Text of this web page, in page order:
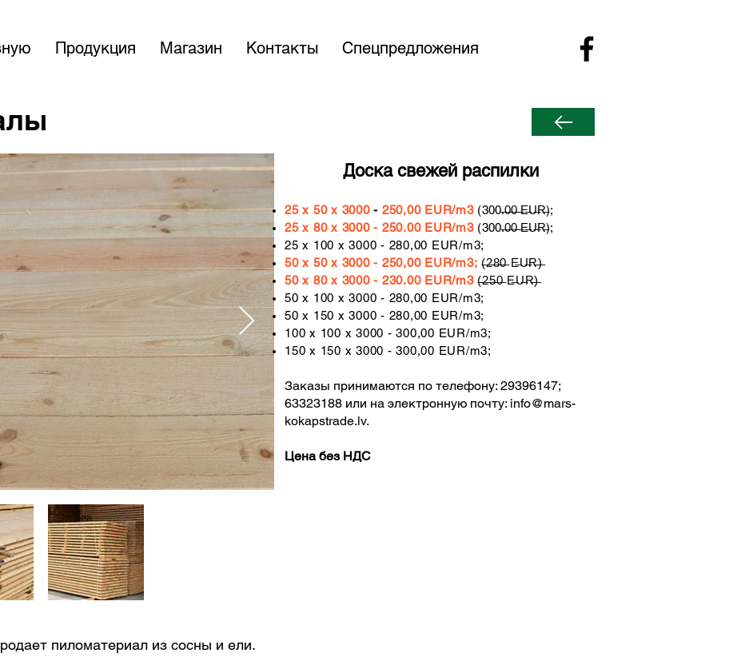
Продукция Магазин Контакты Спецпредложения
Доска свежей распилки
25 x 50 x 3000- 250,00 EUR/m3 (300.̶0̶0̶ ̶E̶U̶R̶);
25 x 80 x 3000 - 250.00 EUR/m3 (300.̶0̶0̶ ̶E̶U̶R̶);
25 x 100 x 3000 - 280,00 EUR/m3;
50 x 50 x 3000 - 250,00 EUR/m3; (̶2̶8̶0̶ E̶U̶R̶)̶
50 x 80 x 3000 - 230.00 EUR/m3 (̶2̶5̶0̶ E̶U̶R̶)̶
50 x 100 x 3000 - 280,00 EUR/m3;
50 x 150 x 3000 - 280,00 EUR/m3;
100 x 100 x 3000 - 300,00 EUR/m3;
150 x 150 x 3000 - 300,00 EUR/m3;
Заказы принимаются по телефону: 29396147;
63323188 или на электронную почту: info@mars-
kokapstrade.lv.
Цена без НДС
пиломатериал из сосны и ели.